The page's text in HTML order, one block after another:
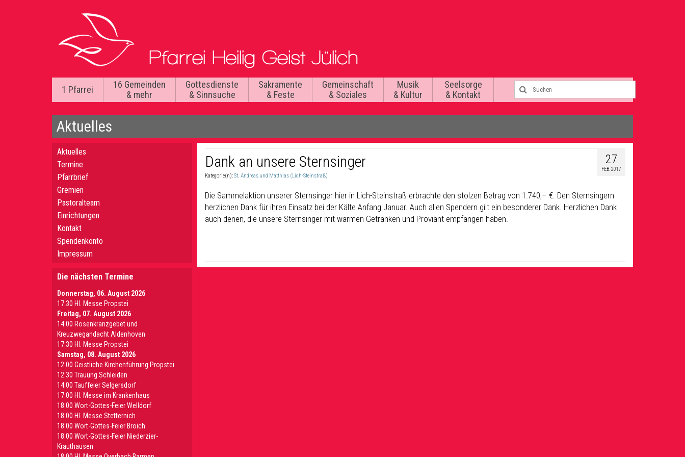
1 Pfarrei
16 Gemeinden
& mehr
Gottesdienste
& Sinnsuche
Sakramente
& Feste
Gemeinschaft
& Soziales
Musik
& Kultur
Seelsorge
& Kontakt
Aktuelles
27
FEB. 2017
Dank an unsere Sternsinger
Kategorie(n):St. Andreas und Matthias (Lich-Steinstraß)
Die Sammelaktion unserer Sternsinger hier in Lich-Steinstraß erbrachte den stolzen Betrag von 1.740,– €. Den Sternsingern
herzlichen Dank für ihren Einsatz bei der Kälte Anfang Januar. Auch allen Spendern gilt ein besonderer Dank. Herzlichen Dank
auch denen, die unsere Sternsinger mit warmen Getränken und Proviant empfangen haben.
Aktuelles
Termine
Pfarrbrief
Gremien
Pastoralteam
Einrichtungen
Kontakt
Spendenkonto
Impressum
Die nächsten Termine
Donnerstag, 06. August 2026
17.30 Hl. Messe Propstei
Freitag, 07. August 2026
14.00 Rosenkranzgebet und
Kreuzwegandacht Aldenhoven
17.30 Hl. Messe Propstei
Samstag, 08. August 2026
12.00 Geistliche Kirchenführung Propstei
12.30 Trauung Schleiden
14.00 Tauffeier Selgersdorf
17.00 Hl. Messe im Krankenhaus
18.00 Wort-Gottes-Feier Welldorf
18.00 Hl. Messe Stetternich
18.00 Wort-Gottes-Feier Broich
18.00 Wort-Gottes-Feier Niederzier-
Krauthausen